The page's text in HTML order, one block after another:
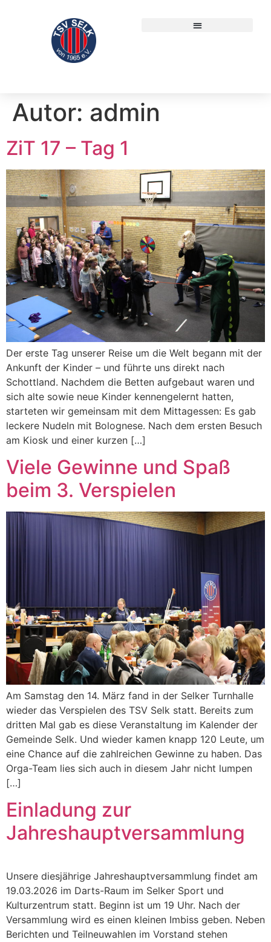
Autor: admin
ZiT 17 – Tag 1
Der erste Tag unserer Reise um die Welt begann mit der
Ankunft der Kinder – und führte uns direkt nach
Schottland. Nachdem die Betten aufgebaut waren und
sich alte sowie neue Kinder kennengelernt hatten,
starteten wir gemeinsam mit dem Mittagessen: Es gab
leckere Nudeln mit Bolognese. Nach dem ersten Besuch
am Kiosk und einer kurzen […]
Viele Gewinne und Spaß
beim 3. Verspielen
Am Samstag den 14. März fand in der Selker Turnhalle
wieder das Verspielen des TSV Selk statt. Bereits zum
dritten Mal gab es diese Veranstaltung im Kalender der
Gemeinde Selk. Und wieder kamen knapp 120 Leute, um
eine Chance auf die zahlreichen Gewinne zu haben. Das
Orga-Team lies sich auch in diesem Jahr nicht lumpen
[…]
Einladung zur
Jahreshauptversammlung
Unsere diesjährige Jahreshauptversammlung findet am
19.03.2026 im Darts-Raum im Selker Sport und
Kulturzentrum statt. Beginn ist um 19 Uhr. Nach der
Versammlung wird es einen kleinen Imbiss geben. Neben
Berichten und Teilneuwahlen im Vorstand stehen